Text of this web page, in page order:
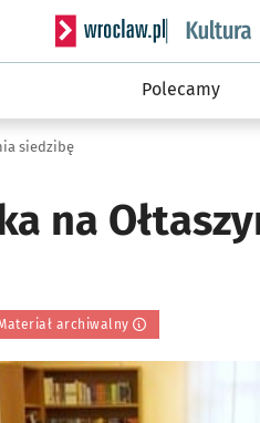
Serwis informacyjny
Polecamy
siedzibę
na
archiwalny